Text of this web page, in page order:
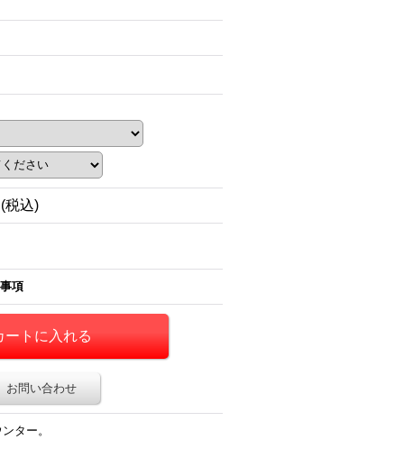
(税込)
項
お問い合わせ
ター。